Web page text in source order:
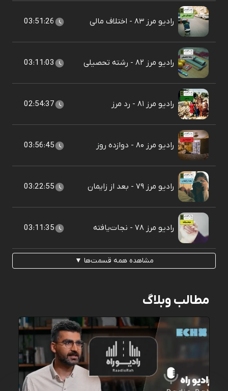
رادیو مرز ۸۳ - اختلاف مالی 03:51:26
رادیو مرز ۸۲ - رشته تحصیلی 03:11:03
رادیو مرز ۸۱ - رد مرز 02:54:37
رادیو مرز ۸۰ - دوازده روز 03:56:45
رادیو مرز ۷۹ - بعد از زایمان 03:22:55
رادیو مرز ۷۸ - نجات‌یافته 03:11:35
مشاهده همه قسمت‌ها ▼
مطالب وبلاگ